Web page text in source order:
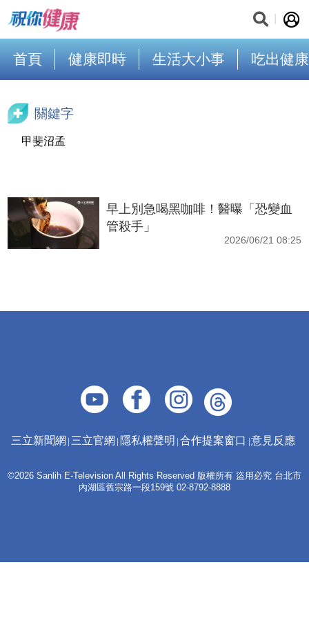
首頁 健康即時 生活大小事 吃出健康
關鍵字
甲斐沼孟
早上別急喝黑咖啡！醫曝「恐變血
管殺手」
2026/06/21 08:25
三立新聞網 三立官網 隱私權聲明 合作提案窗口 意見反應
©2026 Sanlih E-Television All Rights Reserved 版權所有 盜用必究 台北市
內湖區舊宗路一段159號 02-8792-8888